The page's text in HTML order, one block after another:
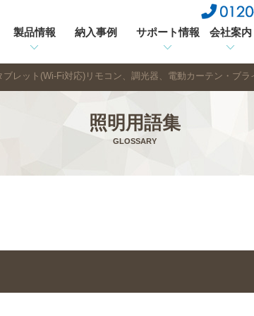
製品情報 納入事例 サポート情報 会社案内
レット(Wi-Fi対応)リモコン、調光器、電動カーテン・ブ
照明用語集
GLOSSARY